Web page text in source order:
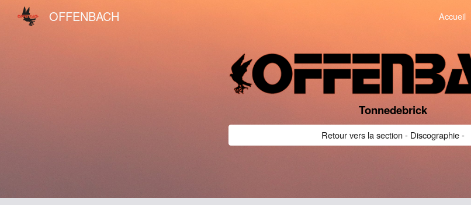
OFFENBACH Accueil
Tonnedebrick
Retour vers la section - Discographie -